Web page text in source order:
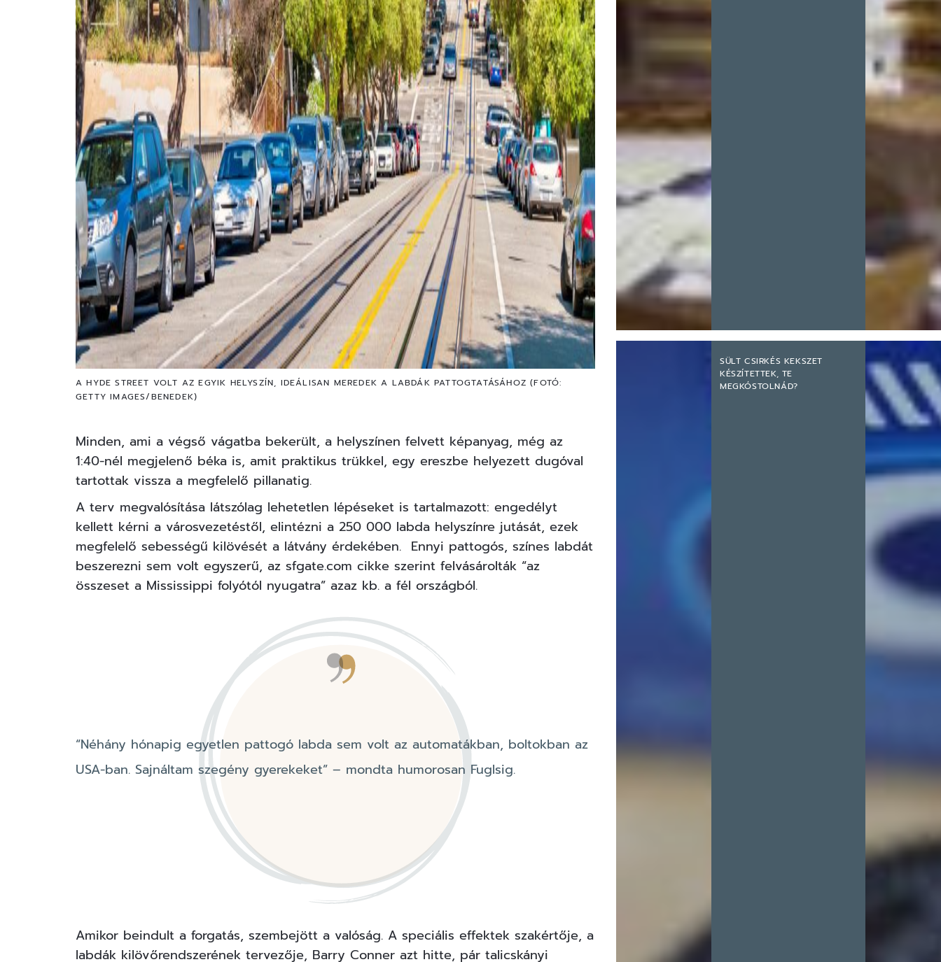
A HYDE STREET VOLT AZ EGYIK HELYSZÍN, IDEÁLISAN MEREDEK A LABDÁK PATTOGTATÁSÁHOZ (FOTÓ:
GETTY IMAGES/BENEDEK)
Minden, ami a végső vágatba bekerült, a helyszínen felvett képanyag, még az
1:40-nél megjelenő béka is, amit praktikus trükkel, egy ereszbe helyezett dugóval
tartottak vissza a megfelelő pillanatig.
A terv megvalósítása látszólag lehetetlen lépéseket is tartalmazott: engedélyt
kellett kérni a városvezetéstől, elintézni a 250 000 labda helyszínre jutását, ezek
megfelelő sebességű kilövését a látvány érdekében. Ennyi pattogós, színes labdát
beszerezni sem volt egyszerű, az sfgate.com cikke szerint felvásárolták “az
összeset a Mississippi folyótól nyugatra” azaz kb. a fél országból.
“Néhány hónapig egyetlen pattogó labda sem volt az automatákban, boltokban az
USA-ban. Sajnáltam szegény gyerekeket” – mondta humorosan Fuglsig.
Amikor beindult a forgatás, szembejött a valóság. A speciális effektek szakértője, a
labdák kilövőrendszerének tervezője, Barry Conner azt hitte, pár talicskányi
SÜLT CSIRKÉS KEKSZET
KÉSZÍTETTEK, TE
MEGKÓSTOLNÁD?